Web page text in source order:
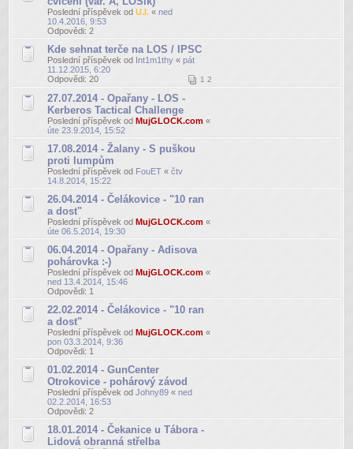
Poslední příspěvek od U.I. « ned
10.4.2016, 9:53
Odpovědi: 2
Kde sehnat terče na LOS / IPSC
Poslední příspěvek od Int1m1thy « pát
11.12.2015, 6:20
Odpovědi: 20 1 2
27.07.2014 - Opařany - LOS -
Kerberos Tactical Challenge
Poslední příspěvek od MujGLOCK.com «
úte 23.9.2014, 15:52
17.08.2014 - Žalany - S puškou
proti lumpům
Poslední příspěvek od FouET « čtv
14.8.2014, 15:22
26.04.2014 - Čelákovice - "10 ran
a dost"
Poslední příspěvek od MujGLOCK.com «
úte 06.5.2014, 19:30
06.04.2014 - Opařany - Adisova
pohárovka :-)
Poslední příspěvek od MujGLOCK.com «
ned 13.4.2014, 15:46
Odpovědi: 1
22.02.2014 - Čelákovice - "10 ran
a dost"
Poslední příspěvek od MujGLOCK.com «
pon 03.3.2014, 9:36
Odpovědi: 1
01.02.2014 - GunCenter
Otrokovice - pohárový závod
Poslední příspěvek od Johny89 « ned
02.2.2014, 16:53
Odpovědi: 2
18.01.2014 - Čekanice u Tábora -
Lidová obranná střelba